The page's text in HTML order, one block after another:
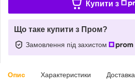
Купити з
Що таке купити з Пром?
Замовлення під захистом
Опис Характеристики Доставка